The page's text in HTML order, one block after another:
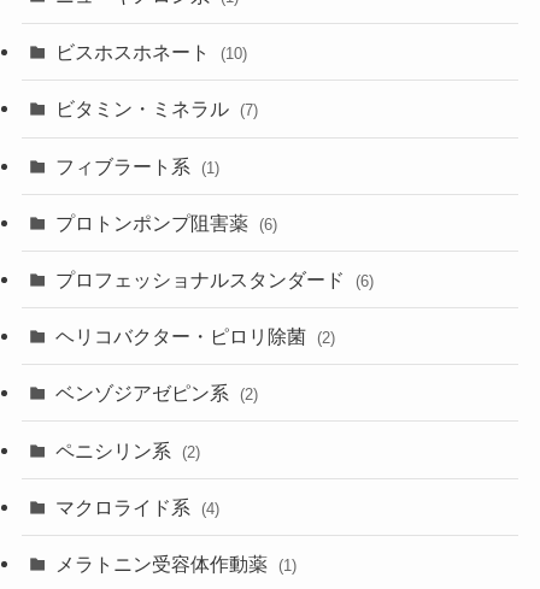
ビスホスホネート (10)
ビタミン・ミネラル (7)
フィブラート系 (1)
プロトンポンプ阻害薬 (6)
プロフェッショナルスタンダード (6)
ヘリコバクター・ピロリ除菌 (2)
ベンゾジアゼピン系 (2)
ペニシリン系 (2)
マクロライド系 (4)
メラトニン受容体作動薬 (1)